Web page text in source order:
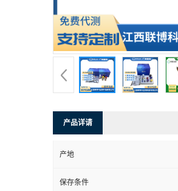
产品详请
产地
保存条件